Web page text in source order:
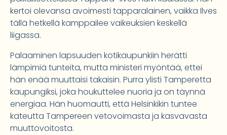
kertoi olevansa avoimesti tapparalainen, vaikka Ilves
tällä hetkellä kamppailee vaikeuksien keskellä
liigassa.
Palaaminen lapsuuden kotikaupunkiin herätti
lämpimiä tunteita, mutta ministeri myöntää, ettei
hän enää muuttaisi takaisin. Purra ylisti Tamperetta
kaupungiksi, joka houkuttelee nuoria ja on täynnä
energiaa. Hän huomautti, että Helsinkikin tuntee
kateutta Tampereen vetovoimasta ja kasvavasta
muuttovoitosta.